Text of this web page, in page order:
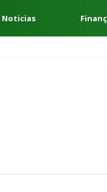
Noticias